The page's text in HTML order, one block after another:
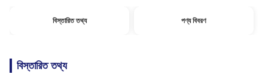
বিস্তারিত তথ্য পণ্য বিবরণ
বিস্তারিত তথ্য